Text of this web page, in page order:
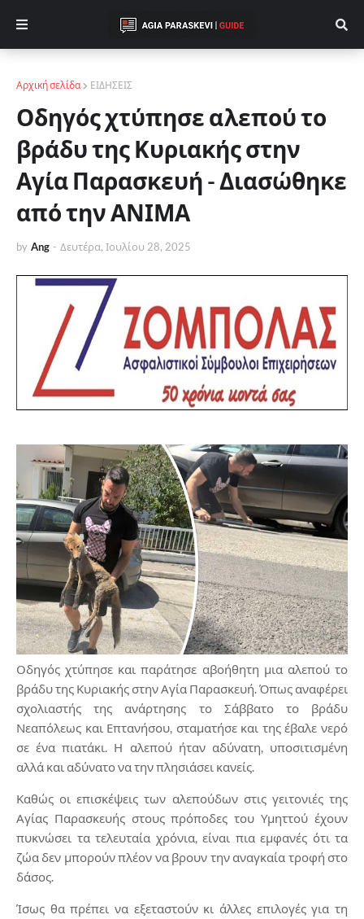
Αρχική σελίδα ΕΙΔΗΣΕΙΣ
Οδηγός χτύπησε αλεπού το
βράδυ της Κυριακής στην
Αγία Παρασκευή - Διασώθηκε
από την ΑΝΙΜΑ
by Ang - Δευτέρα, Ιουλίου 28, 2025
Οδηγός χτύπησε και παράτησε αβοήθητη μια αλεπού το
βράδυ της Κυριακής στην Αγία Παρασκευή. Όπως αναφέρει
σχολιαστής της ανάρτησης το Σάββατο το βράδυ
Νεαπόλεως και Επτανήσου, σταματήσε και της έβαλε νερό
σε ένα πιατάκι. Η αλεπού ήταν αδύνατη, υποσιτισμένη
αλλά και αδύνατο να την πλησιάσει κανείς.
Καθώς οι επισκέψεις των αλεπούδων στις γειτονιές της
Αγίας Παρασκευής στους πρόποδες του Υμηττού έχουν
πυκνώσει τα τελευταία χρόνια, είναι πια εμφανές ότι τα
ζώα δεν μπορούν πλέον να βρουν την αναγκαία τροφή στο
δάσος.
Ίσως θα πρέπει να εξεταστούν κι άλλες επιλογές για τη